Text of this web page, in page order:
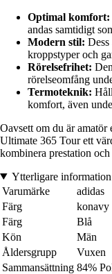
Optimal komfort:
andas samtidigt
Modern stil: Dess
kroppstyper och
Rörelsefrihet:
rörelseomfång
Termoteknik:
komfort, även
Oavsett om du är amatör
Ultimate 365 Tour ett
kombinera prestation
Ytterligare information
Varumärke
adidas
Färg
konavy
Färg
Blå
Kön
Män
Åldersgrupp
Vuxen
Sammansättning 84%